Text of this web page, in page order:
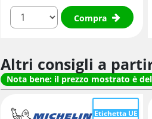
quantità
Compra
Altri consigli a
Nota bene: il prezzo mostrato è
Etichetta UE